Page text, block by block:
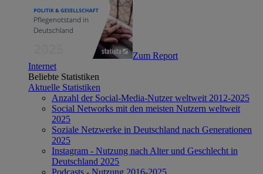
Zum Report
Internet
Beliebte Statistiken
Aktuelle Statistiken
Anzahl der Social-Media-Nutzer weltweit 2012-2025
Social Networks mit den meisten Nutzern weltweit
2025
Soziale Netzwerke in Deutschland nach Generationen
2025
Instagram - Nutzung nach Alter und Geschlecht in
Deutschland 2025
Podcasts - Nutzung 2016-2025